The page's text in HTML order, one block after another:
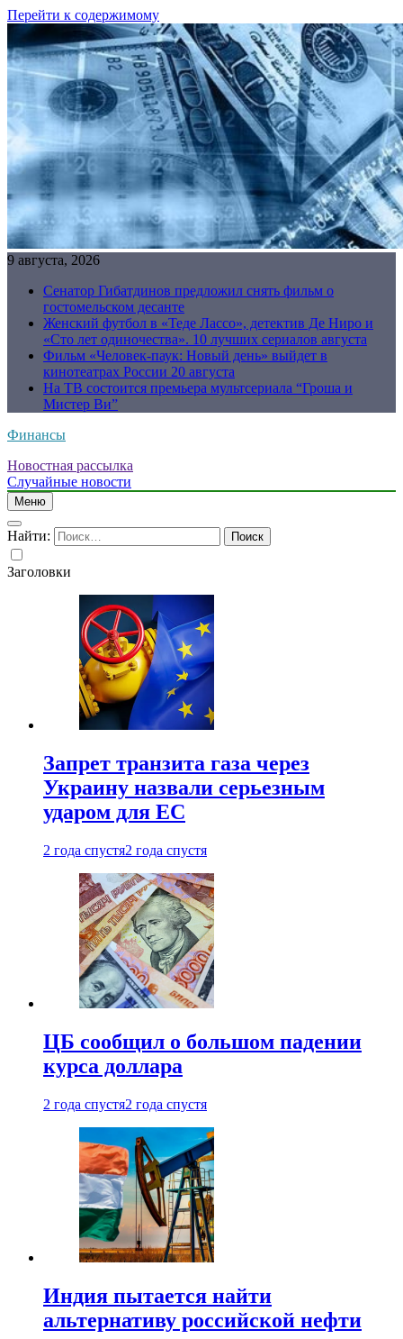
Перейти к содержимому
9 августа, 2026
Сенатор Гибатдинов предложил снять фильм о
гостомельском десанте
Женский футбол в «Теде Лассо», детектив Де Ниро и
«Сто лет одиночества». 10 лучших сериалов августа
Фильм «Человек-паук: Новый день» выйдет в
кинотеатрах России 20 августа
На ТВ состоится премьера мультсериала “Гроша и
Мистер Ви”
Финансы
Новостная рассылка
Случайные новости
Меню
Найти:
Заголовки
Запрет транзита газа через
Украину назвали серьезным
ударом для ЕС
2 года спустя2 года спустя
ЦБ сообщил о большом падении
курса доллара
2 года спустя2 года спустя
Индия пытается найти
альтернативу российской нефти